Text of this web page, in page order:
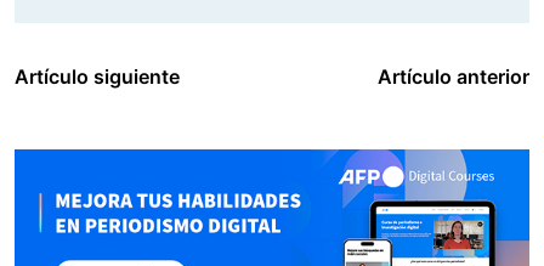
Artículo siguiente Artículo anterior